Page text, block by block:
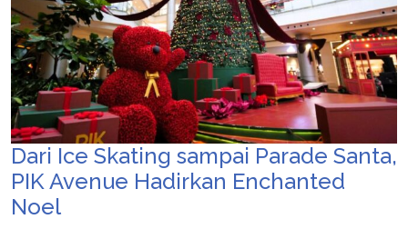
Dari Ice Skating sampai Parade Santa,
PIK Avenue Hadirkan Enchanted
Noel